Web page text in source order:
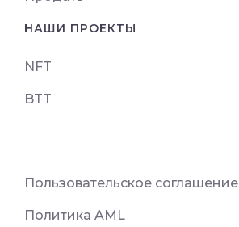
НАШИ ПРОЕКТЫ
NFT
BTT
Пользовательское соглашение
Политика AML